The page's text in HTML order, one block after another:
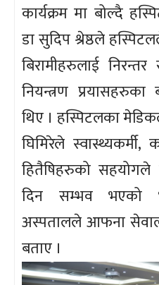
कार्यक्रम मा बोल्दै
डा सुदिप श्रेष्ठले
बिरामीहरुलाई
नियन्त्रण प्रयासहरुका
थिए । हस्पिटलका
घिमिरेले
हितैषिहरुको सहयोगले
दिन सम्भव भएको
अस्पतालले आफना
बताए ।